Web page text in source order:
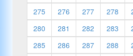
275
276 277 278
280
281 282 283
285
286 287 288